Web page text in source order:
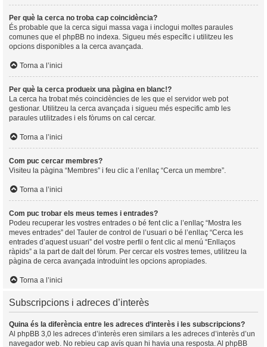
Per què la cerca no troba cap coincidència?
És probable que la cerca sigui massa vaga i inclogui moltes paraules
comunes que el phpBB no indexa. Sigueu més específic i utilitzeu les
opcions disponibles a la cerca avançada.
Torna a l’inici
Per què la cerca produeix una pàgina en blanc!?
La cerca ha trobat més coincidències de les que el servidor web pot
gestionar. Utilitzeu la cerca avançada i sigueu més especific amb les
paraules utilitzades i els fòrums on cal cercar.
Torna a l’inici
Com puc cercar membres?
Visiteu la pàgina “Membres” i feu clic a l’enllaç “Cerca un membre”.
Torna a l’inici
Com puc trobar els meus temes i entrades?
Podeu recuperar les vostres entrades o bé fent clic a l’enllaç “Mostra les
meves entrades” del Tauler de control de l’usuari o bé l’enllaç “Cerca les
entrades d’aquest usuari” del vostre perfil o fent clic al menú “Enllaços
ràpids” a la part de dalt del fòrum. Per cercar els vostres temes, utilitzeu la
pàgina de cerca avançada introduïnt les opcions apropiades.
Torna a l’inici
Subscripcions i adreces d’interès
Quina és la diferència entre les adreces d’interès i les subscripcions?
Al phpBB 3,0 les adreces d’interès eren similars a les adreces d’interès d’un
navegador web. No rebieu cap avís quan hi havia una resposta. Al phpBB